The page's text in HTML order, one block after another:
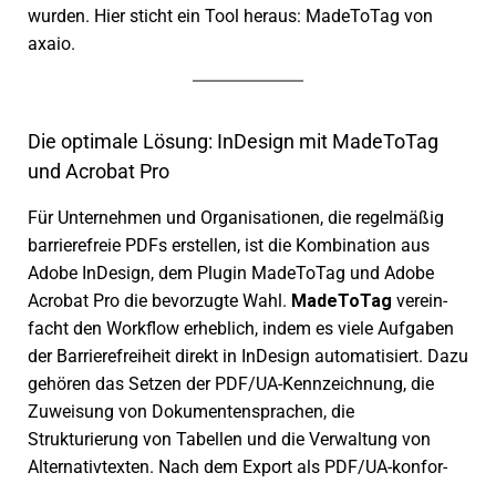
wurden. Hier sticht ein Tool heraus: MadeToTag von
axaio.
Die optimale Lösung: InDesign mit MadeToTag
und Acrobat Pro
Für Unternehmen und Organisationen, die regel­mä­ßig
barrie­re­freie PDFs erstel­len, ist die Kombination aus
Adobe InDesign, dem Plugin MadeToTag und Adobe
Acrobat Pro die bevor­zugte Wahl. MadeToTag verein­
facht den Workflow erheb­lich, indem es viele Aufgaben
der Barrierefreiheit direkt in InDesign auto­ma­ti­siert. Dazu
gehö­ren das Setzen der PDF/UA-Kennzeichnung, die
Zuweisung von Dokumentensprachen, die
Strukturierung von Tabellen und die Verwaltung von
Alternativtexten. Nach dem Export als PDF/UA-konfor­